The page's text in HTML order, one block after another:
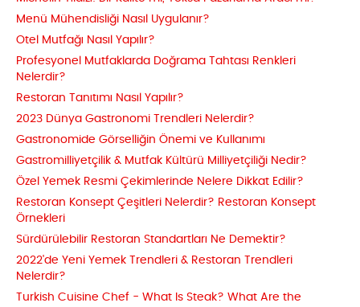
Menü Mühendisliği Nasıl Uygulanır?
Otel Mutfağı Nasıl Yapılır?
Profesyonel Mutfaklarda Doğrama Tahtası Renkleri
Nelerdir?
Restoran Tanıtımı Nasıl Yapılır?
2023 Dünya Gastronomi Trendleri Nelerdir?
Gastronomide Görselliğin Önemi ve Kullanımı
Gastromilliyetçilik & Mutfak Kültürü Milliyetçiliği Nedir?
Özel Yemek Resmi Çekimlerinde Nelere Dikkat Edilir?
Restoran Konsept Çeşitleri Nelerdir? Restoran Konsept
Örnekleri
Sürdürülebilir Restoran Standartları Ne Demektir?
2022'de Yeni Yemek Trendleri & Restoran Trendleri
Nelerdir?
Turkish Cuisine Chef - What Is Steak? What Are the